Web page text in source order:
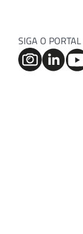
SIGA O